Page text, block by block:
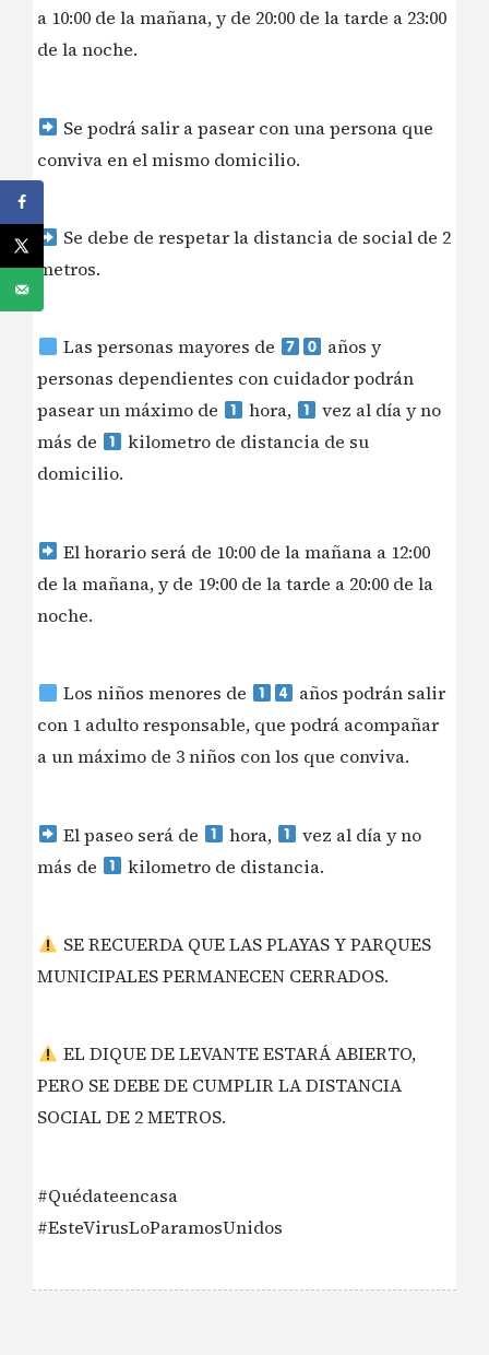
a 10:00 de la mañana, y de 20:00 de la tarde a 23:00
de la noche.
Se podrá salir a pasear con una persona que
conviva en el mismo domicilio.
Se debe de respetar la distancia de social de 2
metros.
Las personas mayores de
años y
personas dependientes con cuidador podrán
pasear un máximo de
hora,
vez al día y no
más de
kilometro de distancia de su
domicilio.
El horario será de 10:00 de la mañana a 12:00
de la mañana, y de 19:00 de la tarde a 20:00 de la
noche.
Los niños menores de
años podrán salir
con 1 adulto responsable, que podrá acompañar
a un máximo de 3 niños con los que conviva.
El paseo será de hora,
vez al día y no
más de
kilometro de distancia.
SE RECUERDA QUE LAS PLAYAS Y PARQUES
MUNICIPALES PERMANECEN CERRADOS.
EL DIQUE DE LEVANTE ESTARÁ ABIERTO,
PERO SE DEBE DE CUMPLIR LA DISTANCIA
SOCIAL DE 2 METROS.
#Quédateencasa
#EsteVirusLoParamosUnidos